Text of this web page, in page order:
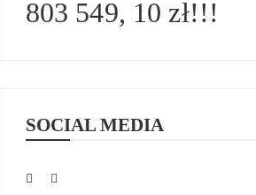
803 549, 10 zł!!!
SOCIAL MEDIA